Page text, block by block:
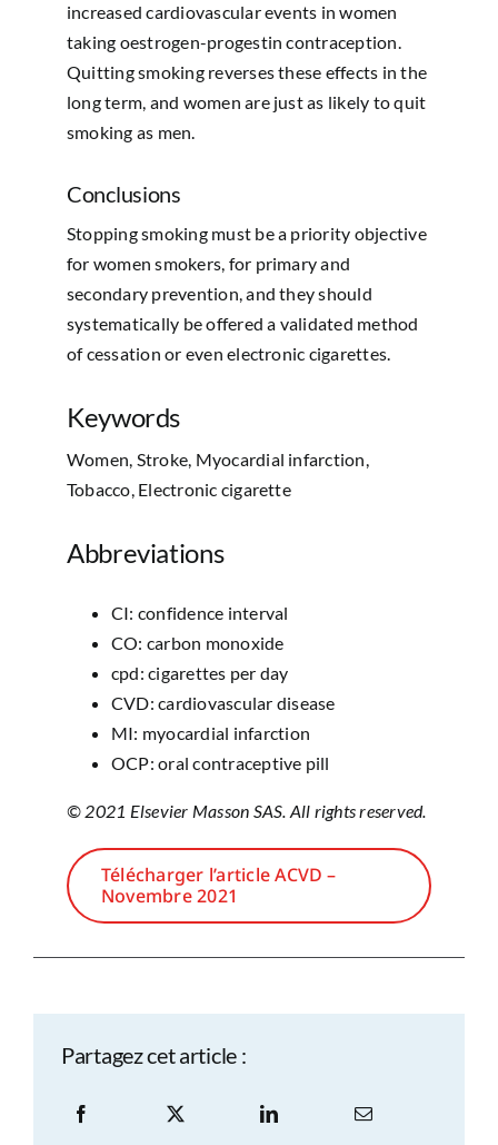
increased cardiovascular events in women
taking oestrogen-progestin contraception.
Quitting smoking reverses these effects in the
long term, and women are just as likely to quit
smoking as men.
Conclusions
Stopping smoking must be a priority objective
for women smokers, for primary and
secondary prevention, and they should
systematically be offered a validated method
of cessation or even electronic cigarettes.
Keywords
Women, Stroke, Myocardial infarction,
Tobacco, Electronic cigarette
Abbreviations
CI: confidence interval
CO: carbon monoxide
cpd: cigarettes per day
CVD: cardiovascular disease
MI: myocardial infarction
OCP: oral contraceptive pill
© 2021 Elsevier Masson SAS. All rights reserved.
Télécharger l’article ACVD –
Novembre 2021
Partagez cet article :